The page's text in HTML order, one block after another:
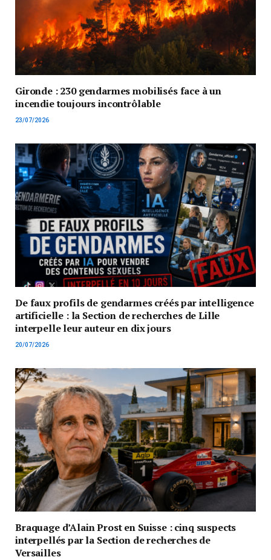
Gironde : 230 gendarmes mobilisés face à un
incendie toujours incontrôlable
23/07/2026
De faux profils de gendarmes créés par intelligence
artificielle : la Section de recherches de Lille
interpelle leur auteur en dix jours
20/07/2026
Braquage d’Alain Prost en Suisse : cinq suspects
interpellés par la Section de recherches de
Versailles